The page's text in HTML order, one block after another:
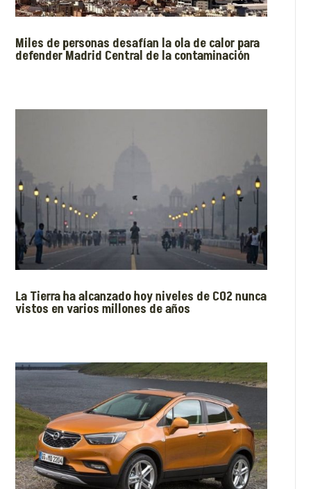
Miles de personas desafían la ola de calor para
defender Madrid Central de la contaminación
La Tierra ha alcanzado hoy niveles de CO2 nunca
vistos en varios millones de años